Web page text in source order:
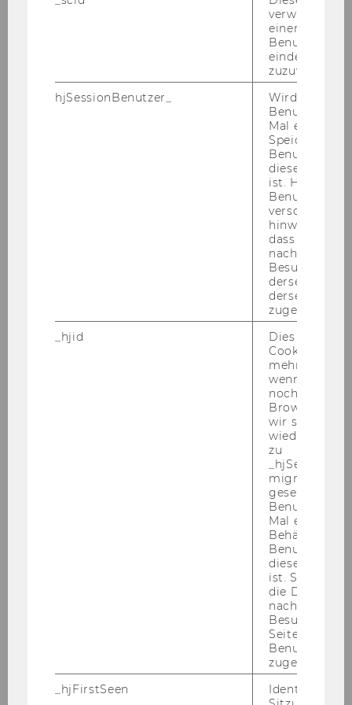
Ende der Be­wer­bungs­frist: 23. Mai 2007
Bitte die Kenn­zahl un­be­dingt an­füh­ren!
Univ.Prof. Dr. Ger­hard Speck­ba­cher
Dezember 2006
Mitteilungsblatt vom 2. Mai 2007, 35. Stück
Mitteilungsblatt vom 9. Mai 2007, 36. Stück
Mitteilungsblatt vom 16. Mai 2007, 37. Stück
Mitteilungsblatt vom 23. Mai 2007, 38.
Stück
verwendet,
einem/einer
Benutzer*in
eindeutige ID
zuzuweisen
hjSessionBenutzer_
Wird gesetzt,
Benutzer
Mal eine
Speichert die
Benutzer-ID,
diese Seite
ist. Hotjar
Benutzer
verschiedene
hinweg.Stellt
dass Daten
Besuchen auf
derselben
derselben
zugeordnet
_hjid
Dies ist ein
Cookie, das
mehr setzen,
wenn ein
noch in
Browser hat,
wir seinen
zu
migrieren.
gesetzt,
Benutzer
Mal eine
Behält die
Benutzer-ID
diese Seite
ist. Stellt
die Daten von
Besuchen
Seite
Benutzer-ID
zugeordnet
_hjFirstSeen
Identifiziert